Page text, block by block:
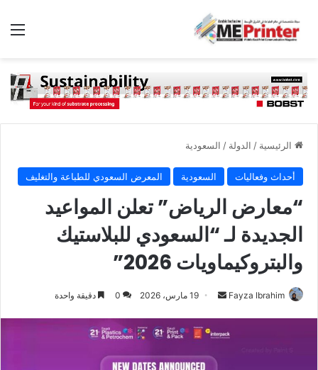
الرئيسية / الدولة / السعودية
أحداث وفعاليات السعودية المعرض السعودي للطباعة والتغليف
“معارض الرياض” تعلن المواعيد
الجديدة لـ “السعودي للبلاستيك
والبتروكيماويات 2026”
Fayza Ibrahim
أرسل
إلكترونيا
19 مارس، 2026 0 دقيقة واحدة